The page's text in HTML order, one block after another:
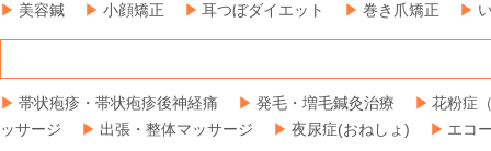
美容鍼 小顔矯正 耳つぼダイエット 巻き爪矯正
帯状疱疹・帯状疱疹後神経痛 発毛・増毛鍼灸治療
花粉症
ッサージ
出張・整体マッサージ 夜尿症(おねしょ) エコ